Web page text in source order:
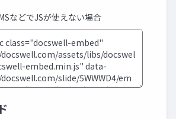
などでJSが使えない場合